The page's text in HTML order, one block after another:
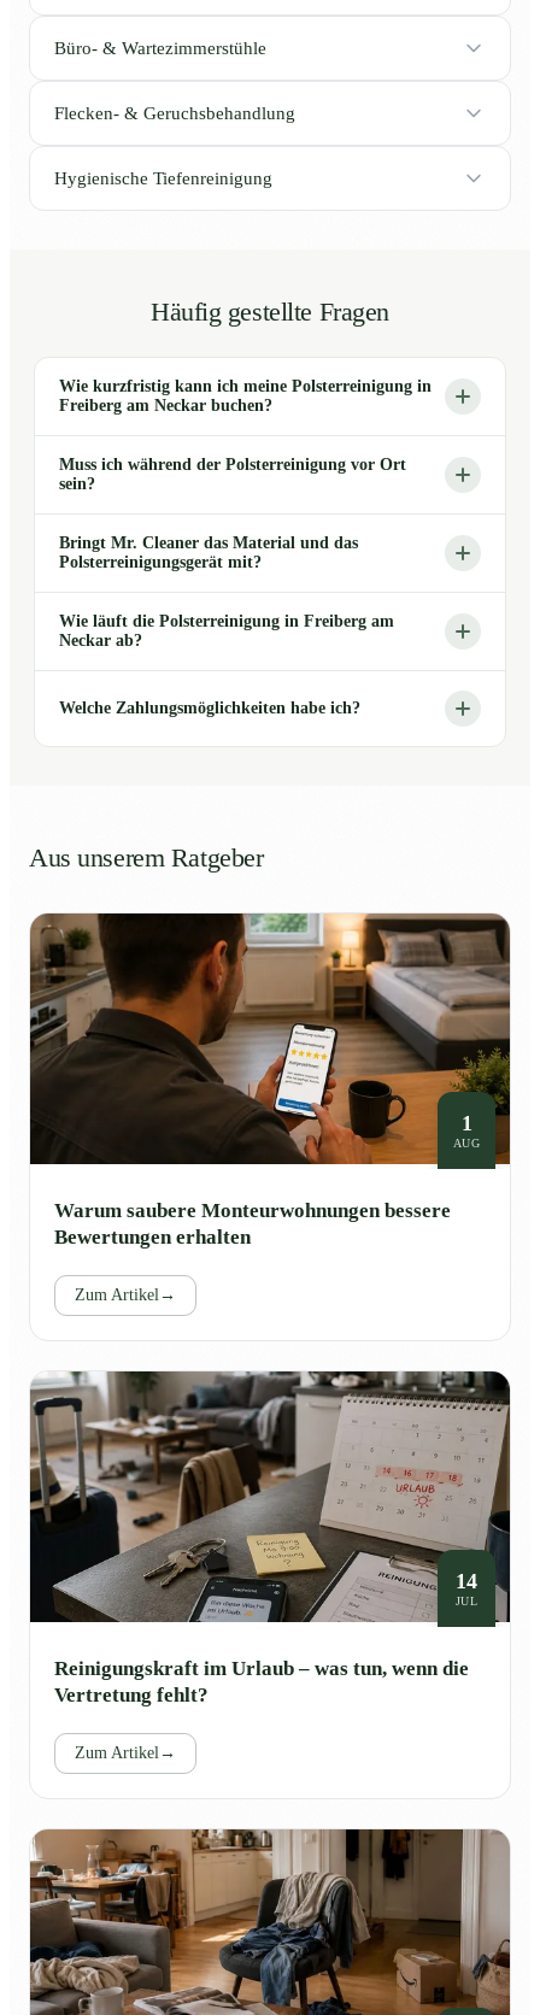
Büro- & Wartezimmerstühle
Flecken- & Geruchsbehandlung
Hygienische Tiefenreinigung
Häufig gestellte Fragen
Wie kurzfristig kann ich meine Polsterreinigung in
Freiberg am Neckar buchen?
Muss ich während der Polsterreinigung vor Ort
sein?
Bringt Mr. Cleaner das Material und das
Polsterreinigungsgerät mit?
Wie läuft die Polsterreinigung in Freiberg am
Neckar ab?
Welche Zahlungsmöglichkeiten habe ich?
Aus unserem Ratgeber
1
AUG
Warum saubere Monteurwohnungen bessere
Bewertungen erhalten
Zum Artikel→
14
JUL
Reinigungskraft im Urlaub – was tun, wenn die
Vertretung fehlt?
Zum Artikel→